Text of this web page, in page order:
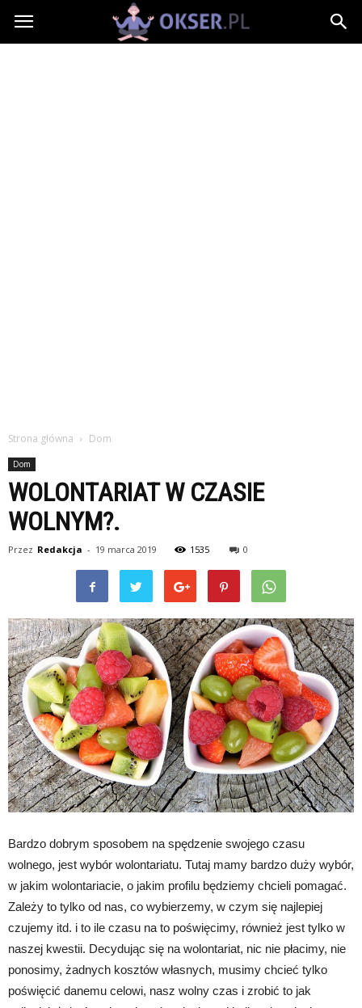
Okser.pl
Strona główna Dom
Dom
WOLONTARIAT W CZASIE
WOLNYM?.
Przez Redakcja - 19 marca 2019 1535 0
Bardzo dobrym sposobem na spędzenie swojego czasu
wolnego, jest wybór wolontariatu. Tutaj mamy bardzo duży wybór,
w jakim wolontariacie, o jakim profilu będziemy chcieli pomagać.
Zależy to tylko od nas, co wybierzemy, w czym się najlepiej
czujemy itd. i to ile czasu na to poświęcimy, również jest tylko w
naszej kwestii. Decydując się na wolontariat, nic nie płacimy, nie
ponosimy, żadnych kosztów własnych, musimy chcieć tylko
poświęcić danemu celowi, nasz wolny czas i zrobić to jak